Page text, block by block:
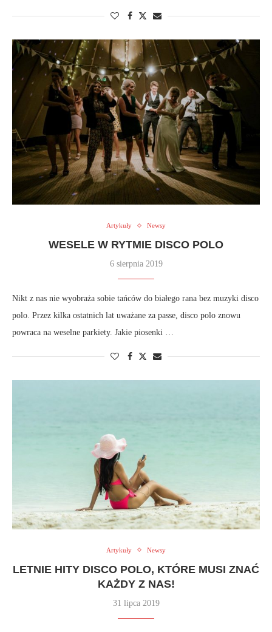
Artykuły Newsy
WESELE W RYTMIE DISCO POLO
6 sierpnia 2019
Nikt z nas nie wyobraża sobie tańców do białego rana bez muzyki disco
polo. Przez kilka ostatnich lat uważane za passe, disco polo znowu
powraca na weselne parkiety. Jakie piosenki …
Artykuły Newsy
LETNIE HITY DISCO POLO, KTÓRE MUSI ZNAĆ
KAŻDY Z NAS!
31 lipca 2019